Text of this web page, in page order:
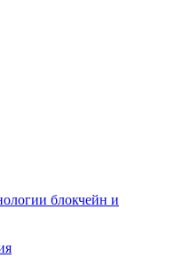
блокчейн и